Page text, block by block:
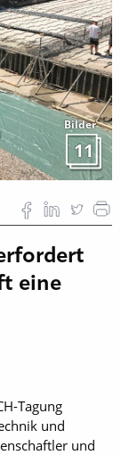
Bilder
11
eine
Tagung
und
und